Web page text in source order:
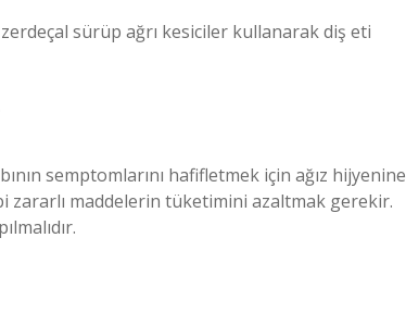
sürüp ağrı kesiciler kullanarak diş eti
semptomlarını hafifletmek için ağız hijyenine
zararlı maddelerin tüketimini azaltmak gerekir.